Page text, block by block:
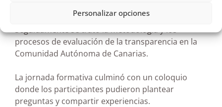
Personalizar opciones
derecho de acceso, y pronunciamientos judiciales.
Seguidamente se trató la metodología y los
procesos de evaluación de la transparencia en la
Comunidad Autónoma de Canarias.
La jornada formativa culminó con un coloquio
donde los participantes pudieron plantear
preguntas y compartir experiencias.